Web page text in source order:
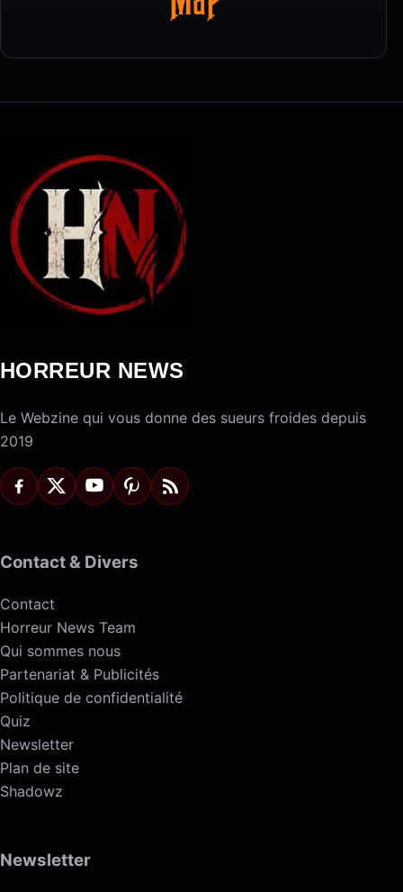
HORREUR NEWS
Le Webzine qui vous donne des sueurs froides depuis
2019
Contact & Divers
Contact
Horreur News Team
Qui sommes nous
Partenariat & Publicités
Politique de confidentialité
Quiz
Newsletter
Plan de site
Shadowz
Newsletter